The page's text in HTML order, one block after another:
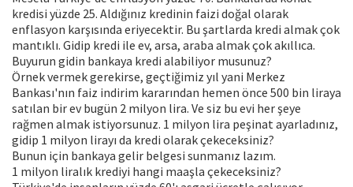
kredisi yüzde 25. Aldığınız kredinin faizi doğal olarak
enflasyon karşısında eriyecektir. Bu şartlarda kredi almak çok
mantıklı. Gidip kredi ile ev, arsa, araba almak çok akıllıca.
Buyurun gidin bankaya kredi alabiliyor musunuz?
Örnek vermek gerekirse, geçtiğimiz yıl yani Merkez
Bankası'nın faiz indirim kararından hemen önce 500 bin liraya
satılan bir ev bugün 2 milyon lira. Ve siz bu evi her şeye
rağmen almak istiyorsunuz. 1 milyon lira peşinat ayarladınız,
gidip 1 milyon lirayı da kredi olarak çekeceksiniz?
Bunun için bankaya gelir belgesi sunmanız lazım.
1 milyon liralık krediyi hangi maaşla çekeceksiniz?